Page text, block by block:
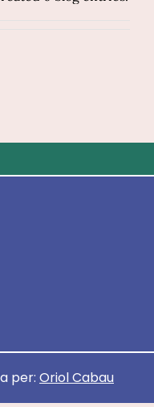
per: Oriol Cabau